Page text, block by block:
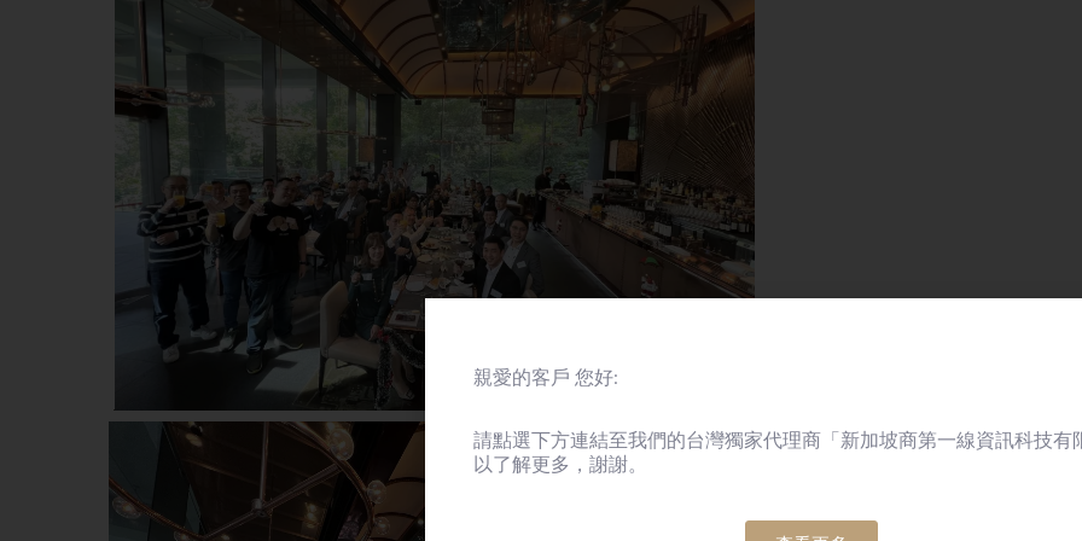
親愛的客戶 您好:
請點選下方連結至我們的台灣獨家代理商「新加坡商第一線資訊科技有
以了解更多，謝謝。